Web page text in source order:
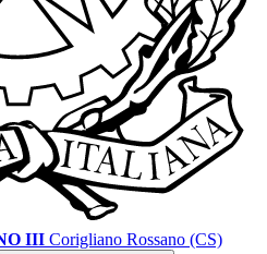
III Corigliano Rossano (CS)